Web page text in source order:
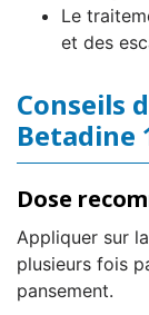
Le
et des
Conseils
Betadine
Dose
Appliquer sur
plusieurs fois
pansement.